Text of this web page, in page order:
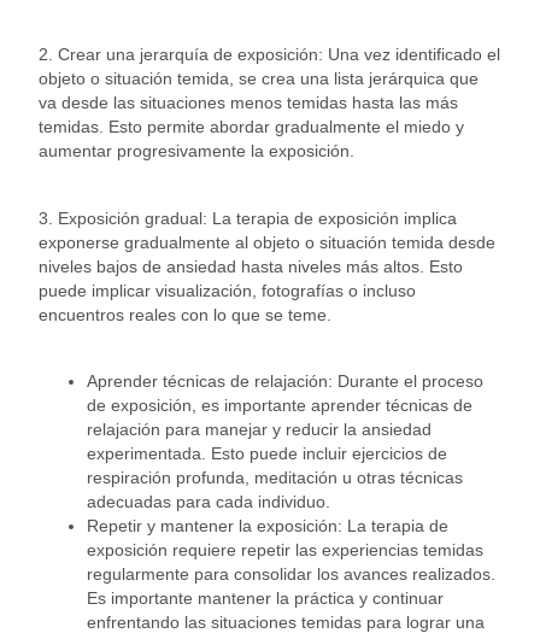
2. Crear una jerarquía de exposición: Una vez identificado el
objeto o situación temida, se crea una lista jerárquica que
va desde las situaciones menos temidas hasta las más
temidas. Esto permite abordar gradualmente el miedo y
aumentar progresivamente la exposición.
3. Exposición gradual: La terapia de exposición implica
exponerse gradualmente al objeto o situación temida desde
niveles bajos de ansiedad hasta niveles más altos. Esto
puede implicar visualización, fotografías o incluso
encuentros reales con lo que se teme.
Aprender técnicas de relajación: Durante el proceso
de exposición, es importante aprender técnicas de
relajación para manejar y reducir la ansiedad
experimentada. Esto puede incluir ejercicios de
respiración profunda, meditación u otras técnicas
adecuadas para cada individuo.
Repetir y mantener la exposición: La terapia de
exposición requiere repetir las experiencias temidas
regularmente para consolidar los avances realizados.
Es importante mantener la práctica y continuar
enfrentando las situaciones temidas para lograr una